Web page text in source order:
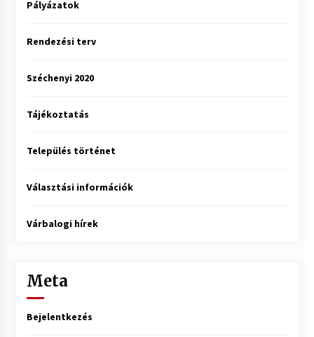
Pályázatok
Rendezési terv
Széchenyi 2020
Tájékoztatás
Település történet
Választási információk
Várbalogi hírek
Meta
Bejelentkezés